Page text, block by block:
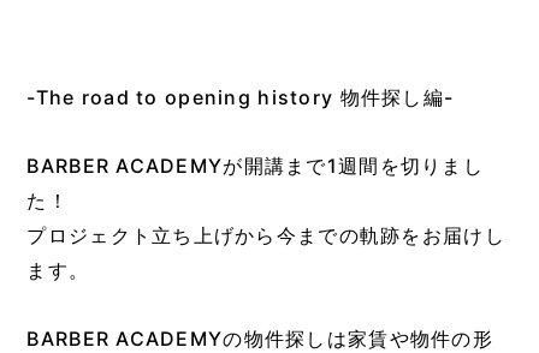
-The road to opening history 物件探し編-
BARBER ACADEMYが開講まで1週間を切りまし
た！
プロジェクト立ち上げから今までの軌跡をお届けし
ます。
BARBER ACADEMYの物件探しは家賃や物件の形